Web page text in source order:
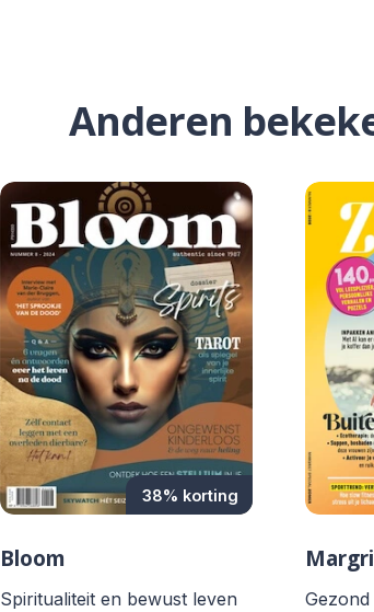
Anderen
38% korting
Bloom
Spiritualiteit en bewust leven